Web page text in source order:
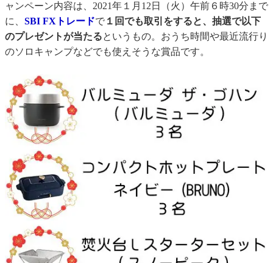
ャンペーン内容は、2021年１月12日（火）午前６時30分まで
に、 SBI FXトレードで １回でも取引をすると、抽選で以下
のプレゼントが当たるというもの。おうち時間や最近流行り
のソロキャンプなどでも使えそうな賞品です。